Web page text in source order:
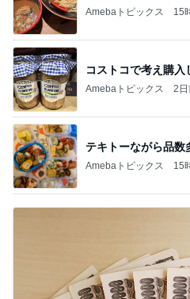
Amebaトピックス 15
コストコで考え購入
Amebaトピックス 2日
テキトーながら品数
Amebaトピックス 15